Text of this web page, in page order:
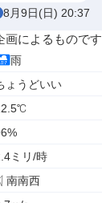
8月9日(日) 20:37
画によるものです
雨
ょうどいい
ミリ/時
南南西